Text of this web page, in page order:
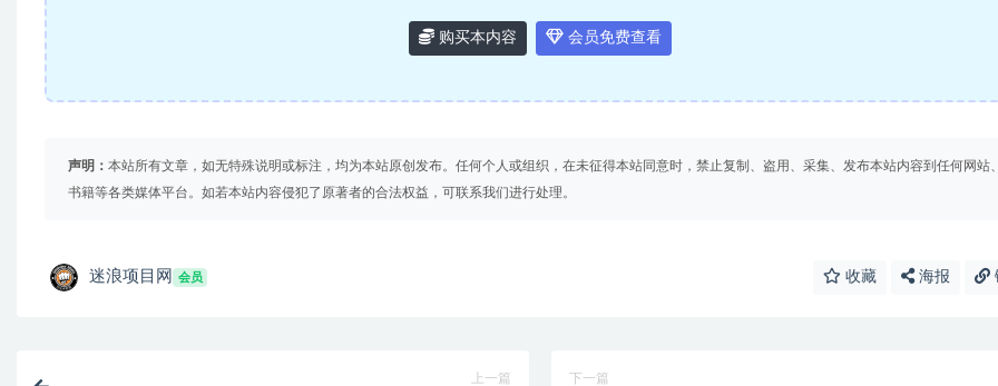
购买本内容 会员免费查看
声明： 本站所有文章，如无特殊说明或标注，均为本站原创发布。任何个人或组织，在未征得本站同意时，禁止复制、盗用、采集、发布本站内容到任何网站
书籍等各类媒体平台。如若本站内容侵犯了原著者的合法权益，可联系我们进行处理。
迷浪项目网 会员 收藏 海报
上一篇 下一篇